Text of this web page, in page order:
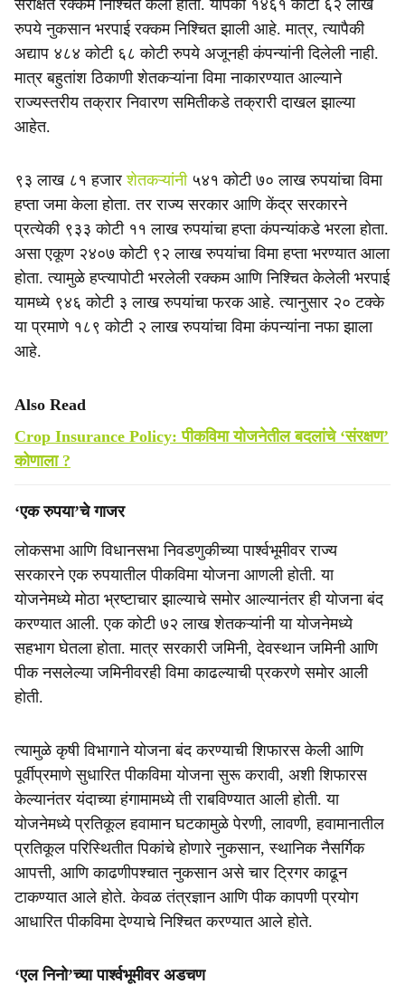
संरक्षित रक्कम निश्चित केली होती. यापैकी १४६१ कोटी ६२ लाख
रुपये नुकसान भरपाई रक्कम निश्चित झाली आहे. मात्र, त्यापैकी
अद्याप ४८४ कोटी ६८ कोटी रुपये अजूनही कंपन्यांनी दिलेली नाही.
मात्र बहुतांश ठिकाणी शेतकऱ्यांना विमा नाकारण्यात आल्याने
राज्यस्तरीय तक्रार निवारण समितीकडे तक्रारी दाखल झाल्या
आहेत.
९३ लाख ८१ हजारशेतकऱ्यांनी ५४१ कोटी ७० लाख रुपयांचा विमा
हप्ता जमा केला होता. तर राज्य सरकार आणि केंद्र सरकारने
प्रत्येकी ९३३ कोटी ११ लाख रुपयांचा हप्ता कंपन्यांकडे भरला होता.
असा एकूण २४०७ कोटी ९२ लाख रुपयांचा विमा हप्ता भरण्यात आला
होता. त्यामुळे हप्त्यापोटी भरलेली रक्कम आणि निश्चित केलेली भरपाई
यामध्ये ९४६ कोटी ३ लाख रुपयांचा फरक आहे. त्यानुसार २० टक्के
या प्रमाणे १८९ कोटी २ लाख रुपयांचा विमा कंपन्यांना नफा झाला
आहे.
Also Read
Crop Insurance Policy: पीकविमा योजनेतील बदलांचे ‘संरक्षण’
कोणाला ?
‘एक रुपया’चे गाजर
लोकसभा आणि विधानसभा निवडणुकीच्या पार्श्वभूमीवर राज्य
सरकारने एक रुपयातील पीकविमा योजना आणली होती. या
योजनेमध्ये मोठा भ्रष्टाचार झाल्याचे समोर आल्यानंतर ही योजना बंद
करण्यात आली. एक कोटी ७२ लाख शेतकऱ्यांनी या योजनेमध्ये
सहभाग घेतला होता. मात्र सरकारी जमिनी, देवस्थान जमिनी आणि
पीक नसलेल्या जमिनीवरही विमा काढल्याची प्रकरणे समोर आली
होती.
त्यामुळे कृषी विभागाने योजना बंद करण्याची शिफारस केली आणि
पूर्वीप्रमाणे सुधारित पीकविमा योजना सुरू करावी, अशी शिफारस
केल्यानंतर यंदाच्या हंगामामध्ये ती राबविण्यात आली होती. या
योजनेमध्ये प्रतिकूल हवामान घटकामुळे पेरणी, लावणी, हवामानातील
प्रतिकूल परिस्थितीत पिकांचे होणारे नुकसान, स्थानिक नैसर्गिक
आपत्ती, आणि काढणीपश्चात नुकसान असे चार ट्रिगर काढून
टाकण्यात आले होते. केवळ तंत्रज्ञान आणि पीक कापणी प्रयोग
आधारित पीकविमा देण्याचे निश्चित करण्यात आले होते.
‘एल निनो’च्या पार्श्वभूमीवर अडचण